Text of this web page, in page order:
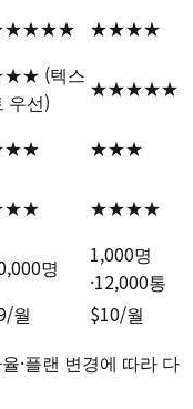
★★★★
(텍스
우선)
★★★★★
★★★
★★★★
명
1,000명
·12,000통
월
$10/월
·플랜 변경에 따라 다